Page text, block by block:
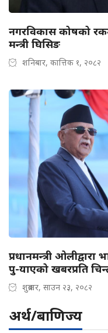
नगरविकास कोषको रकम
मन्त्री घिसिङ
शनिबार, कात्तिक १, २०८२
प्रधानमन्त्री
पु-याएको खबरप्रति
शुक्रबार, साउन २३, २०८२
अर्थ/बाणिज्य